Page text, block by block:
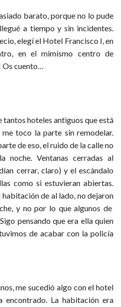
barato, porque no lo pude
a tiempo y sin incidentes.
elegí el Hotel Francisco I, en
en el mimísmo centro de
Os cuento…
tantos hoteles antiguos que está
toco la parte sin remodelar.
de eso, el ruido de la calle no
Ventanas cerradas al
cerrar, claro) y el escándalo
como si estuvieran abiertas.
de al lado, no dejaron
y no por lo que algunos de
pensando que era ella quien
de acabar con la policía
me sucedió algo con el hotel
encontrado. La habitación era